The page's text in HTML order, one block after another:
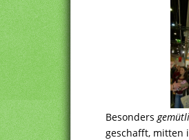
Besonders
geschafft, mitten